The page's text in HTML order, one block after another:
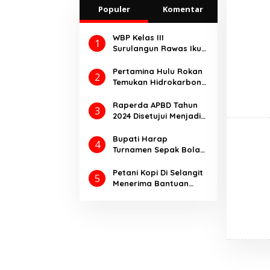
Premanisme Dan
Pungli
Populer Komentar
1
WBP Kelas III
Surulangun Rawas Ikuti
Dharma Bakti
Pemasyarakatan 2025.
2
Pertamina Hulu Rokan
Temukan Hidrokarbon
Sumur Eksplorasi
Anggrek Violet
3
Raperda APBD Tahun
2024 Disetujui Menjadi
Catatan
4
Bupati Harap
Turnamen Sepak Bola
Kompetisi
Meningkatkan Prestasi
5
Petani Kopi Di Selangit
Menerima Bantuan